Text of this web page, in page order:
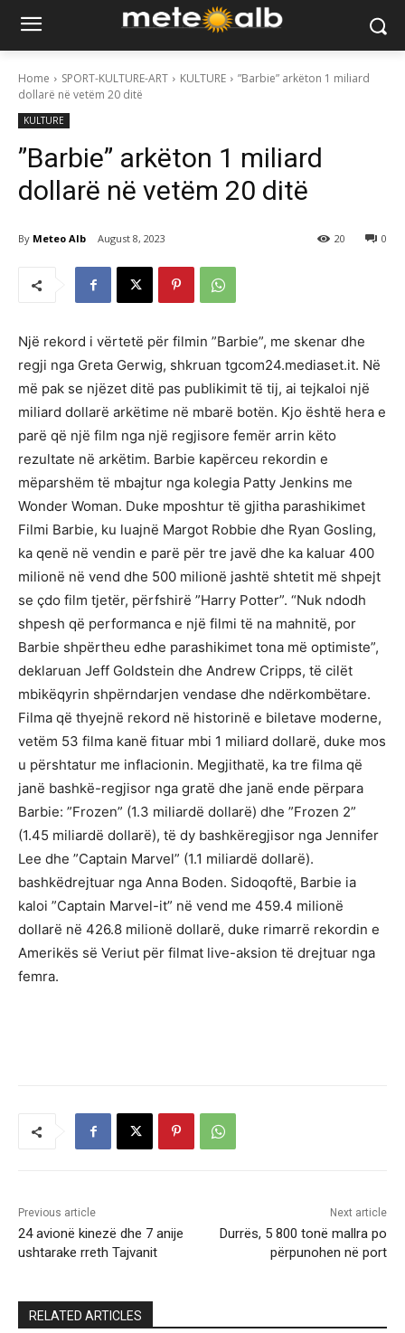
Home SPORT-KULTURE-ART KULTURE
”Barbie” arkëton 1 miliard
dollarë në vetëm 20 ditë
KULTURE
”Barbie” arkëton 1 miliard
dollarë në vetëm 20 ditë
By Meteo Alb August 8, 2023 0
20
Një rekord i vërtetë për filmin ”Barbie”, me skenar dhe
regji nga Greta Gerwig, shkruan tgcom24.mediaset.it. Në
më pak se njëzet ditë pas publikimit të tij, ai tejkaloi një
miliard dollarë arkëtime në mbarë botën. Kjo është hera e
parë që një film nga një regjisore femër arrin këto
rezultate në arkëtim. Barbie kapërceu rekordin e
mëparshëm të mbajtur nga kolegia Patty Jenkins me
Wonder Woman. Duke mposhtur të gjitha parashikimet
Filmi Barbie, ku luajnë Margot Robbie dhe Ryan Gosling,
ka qenë në vendin e parë për tre javë dhe ka kaluar 400
milionë në vend dhe 500 milionë jashtë shtetit më shpejt
se çdo film tjetër, përfshirë ”Harry Potter”. “Nuk ndodh
shpesh që performanca e një filmi të na mahnitë, por
Barbie shpërtheu edhe parashikimet tona më optimiste”,
deklaruan Jeff Goldstein dhe Andrew Cripps, të cilët
mbikëqyrin shpërndarjen vendase dhe ndërkombëtare.
Filma që thyejnë rekord në historinë e biletave moderne,
vetëm 53 filma kanë fituar mbi 1 miliard dollarë, duke mos
u përshtatur me inflacionin. Megjithatë, ka tre filma që
janë bashkë-regjisor nga gratë dhe janë ende përpara
Barbie: ”Frozen” (1.3 miliardë dollarë) dhe ”Frozen 2”
(1.45 miliardë dollarë), të dy bashkëregjisor nga Jennifer
Lee dhe ”Captain Marvel” (1.1 miliardë dollarë).
bashkëdrejtuar nga Anna Boden. Sidoqoftë, Barbie ia
kaloi ”Captain Marvel-it” në vend me 459.4 milionë
dollarë në 426.8 milionë dollarë, duke rimarrë rekordin e
Amerikës së Veriut për filmat live-aksion të drejtuar nga
femra.
Previous article
24 avionë kinezë dhe 7 anije
ushtarake rreth Tajvanit
Next article
Durrës, 5 800 tonë mallra po
përpunohen në port
RELATED ARTICLES